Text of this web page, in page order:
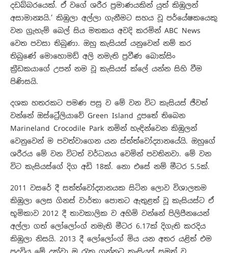
දඩබ්බරයෙක්. ඒ වගේ ශරීර ප්‍රමාණයකින් යුත් කිඹුලන්
අසාමාන්‍යයි.’ කිඹුලා අල්ලා ගැනීමට සහය වූ පර්යේෂකයෙකු
වන ග්‍රැහැම් බෙල් සිය මතකය අවදි කරමින් ABC News
වෙත පවසා තිබුණා. ඔහු කැසියස් යනුවෙන් නම් කර
තිබුණේ මොහොමඩ් අලි නමැති ප්‍රවීණ බොක්සිං
ක්‍රීඩකයාගේ උපන් නම වූ කැසියස් ක්ලේ යන්න සිහි වීම
පිණිසයි.
දශක හතරකට පමණ පසු ව මේ වන විට කැසියස් ජීවත්
වන්නේ ඔස්ට්‍රේලියාවේ Green Island දූපතේ තිබෙන
Marineland Crocodile Park නමින් හැඳින්වෙන කිඹුලන්
වෙනුවෙන් ම පවත්වාගෙන යන ස්ත්ත්වෝද්‍යානයේයි. ඔහුගේ
ශරීරය මේ වන විටත් වර්ධනය වෙමින් පවතිනවා. මේ වන
විට කැසියස්ගේ දිග අඩි 18ක්. නො එසේ නම් මීටර 5.5ක්.
2011 වසරේ දී සත්ත්වෝද්‍යානයක සිටින ලොව විශාලතම
කිඹුලා ලෙස ගිනස් වාර්තා පොතට ඇතුළත් වූ කැසියස්ට ඒ
භූමිකාව 2012 දී තාවකාලික ව අහිමි වන්නේ පිලිපීනයෙන්
අල්ලා ගත් ලෝලෝංග් නමැති මීටර 6.17ක් දිගැති කරදිය
කිඹුලා නිසයි. 2013 දී ලෝලෝංග් මිය යන අතර යළිත් එම